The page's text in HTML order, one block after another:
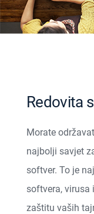
Redovita
Morate
najbolji savjet
softver. To je
softvera, virusa
zaštitu vaših